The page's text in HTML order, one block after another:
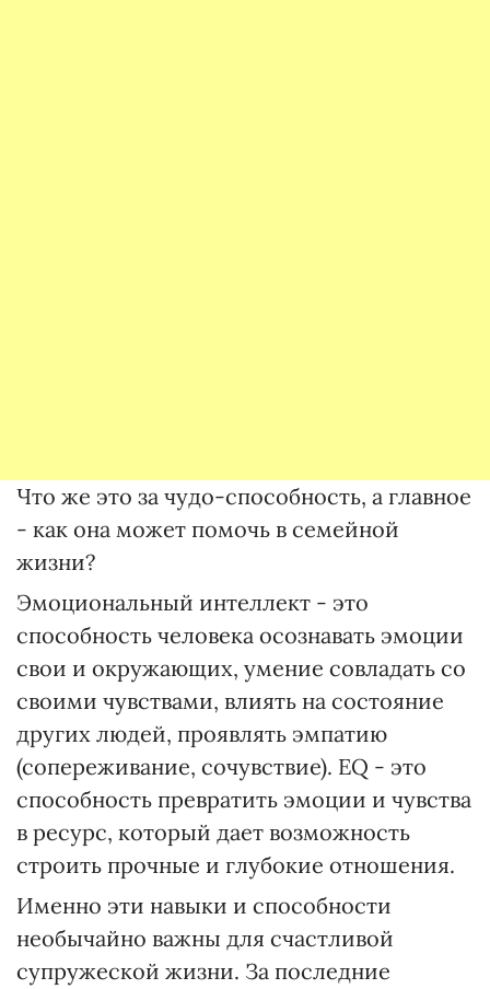
Что же это за чудо-способность, а главное
- как она может помочь в семейной
жизни?
Эмоциональный интеллект - это
способность человека осознавать эмоции
свои и окружающих, умение совладать со
своими чувствами, влиять на состояние
других людей, проявлять эмпатию
(сопереживание, сочувствие). EQ - это
способность превратить эмоции и чувства
в ресурс, который дает возможность
строить прочные и глубокие отношения.
Именно эти навыки и способности
необычайно важны для счастливой
супружеской жизни. За последние